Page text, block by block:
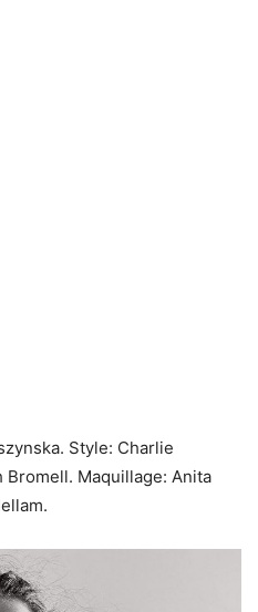
Style: Charlie
Bromell. Maquillage: Anita